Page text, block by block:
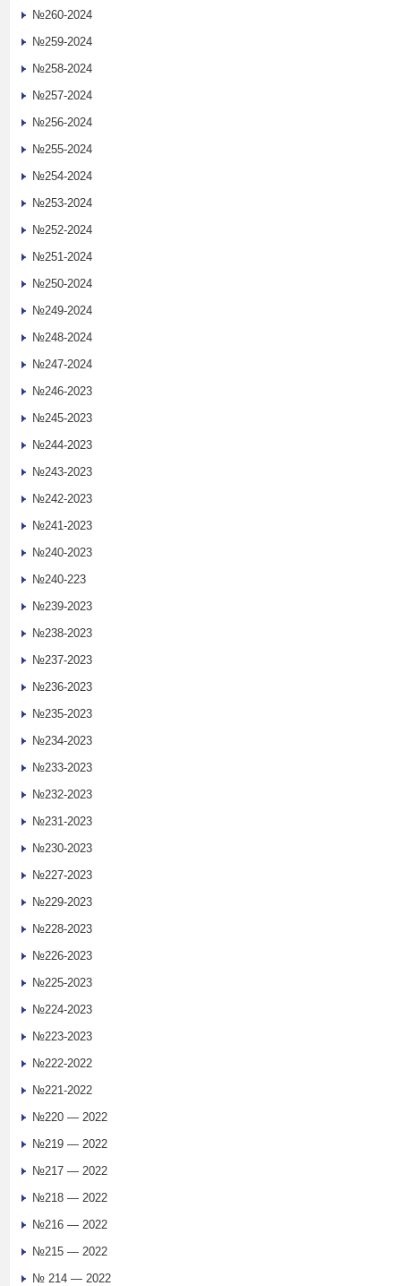
№260-2024
№259-2024
№258-2024
№257-2024
№256-2024
№255-2024
№254-2024
№253-2024
№252-2024
№251-2024
№250-2024
№249-2024
№248-2024
№247-2024
№246-2023
№245-2023
№244-2023
№243-2023
№242-2023
№241-2023
№240-2023
№240-223
№239-2023
№238-2023
№237-2023
№236-2023
№235-2023
№234-2023
№233-2023
№232-2023
№231-2023
№230-2023
№227-2023
№229-2023
№228-2023
№226-2023
№225-2023
№224-2023
№223-2023
№222-2022
№221-2022
№220 — 2022
№219 — 2022
№217 — 2022
№218 — 2022
№216 — 2022
№215 — 2022
№ 214 — 2022